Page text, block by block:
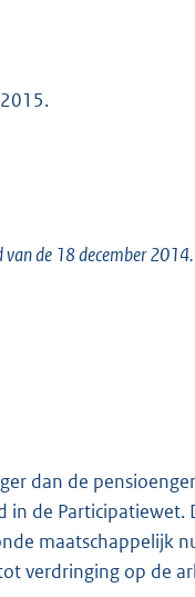
van de 18 december 2014.
dan de
in de
maatschappelijk
verdringing op de